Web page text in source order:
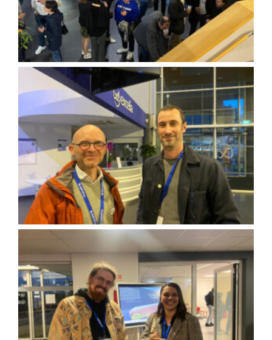
Accueil des adhérents lors de la soirée
Partage et échange des adhérents Digital Bay